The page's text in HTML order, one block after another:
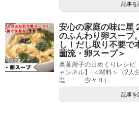
記事を
安心の家庭の味に星
のふんわり卵スープ
し！だし取り不要で
薗流・卵スープ＞
奥薗壽子の日めくりレシピ
ャンネル】 ＜材料＞
塩 少々Ｂ）...
記事を